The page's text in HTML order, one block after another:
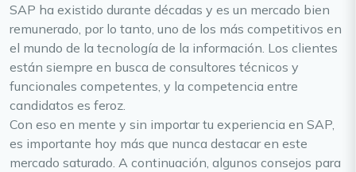
SAP ha existido durante décadas y es un mercado bien
remunerado, por lo tanto, uno de los más competitivos en
el mundo de la tecnología de la información. Los clientes
están siempre en busca de consultores técnicos y
funcionales competentes, y la competencia entre
candidatos es feroz.
Con eso en mente y sin importar tu experiencia en SAP,
es importante hoy más que nunca destacar en este
mercado saturado. A continuación, algunos consejos para